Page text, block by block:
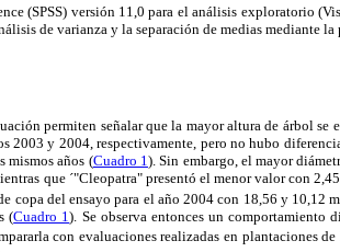
(SPSS) versión 11,0 para el análisis exploratorio
de varianza y la separación de medias mediante
permiten señalar que la mayor altura de árbol se
2003 y 2004, respectivamente, pero no hubo
mismos años (Cuadro 1 ). Sin embargo, el mayor
que ´"Cleopatra" presentó el menor valor con
copa del ensayo para el año 2004 con 18,56 y 10,12 m
(Cuadro 1). Se observa entonces un comportamiento
con evaluaciones realizadas en plantaciones